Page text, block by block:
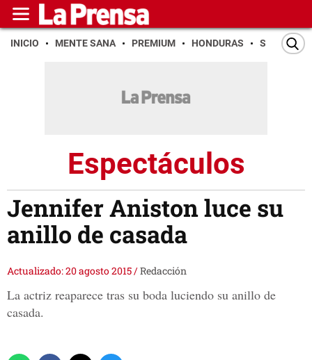
INICIO MENTE SANA PREMIUM HONDURAS SAN PEDRO
Espectáculos
Jennifer Aniston luce su
anillo de casada
Actualizado: 20 agosto 2015/Redacción
La actriz reaparece tras su boda luciendo su anillo de
casada.